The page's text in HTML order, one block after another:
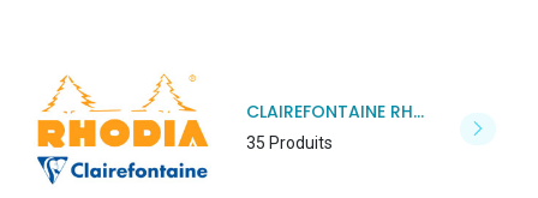
CLAIREFONTAINE RHODIA
35 Produits